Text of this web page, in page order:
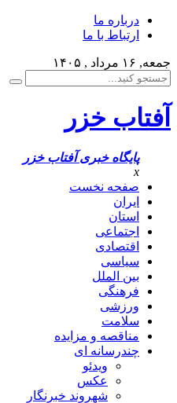
درباره ما
ارتباط با ما
جمعه, ۱۶ مرداد , ۱۴۰۵
آفتاب خزر
پایگاه خبری آفتاب خزر
x
صفحه نخست
ایران
استان
اجتماعی
اقتصادی
سیاسی
بین الملل
فرهنگی
ورزشی
سلامت
مناقصه و مزایده
چندرسانه ای
ویدئو
عکس
شهروند خبرنگار